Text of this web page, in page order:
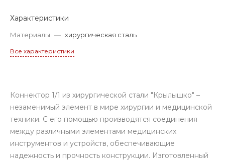
Характеристики
Материалы — хирургическая сталь
Все характеристики
Коннектор 1/1 из хирургической стали "Крылышко" –
незаменимый элемент в мире хирургии и медицинской
техники. С его помощью производятся соединения
между различными элементами медицинских
инструментов и устройств, обеспечивающие
надежность и прочность конструкции. Изготовленный